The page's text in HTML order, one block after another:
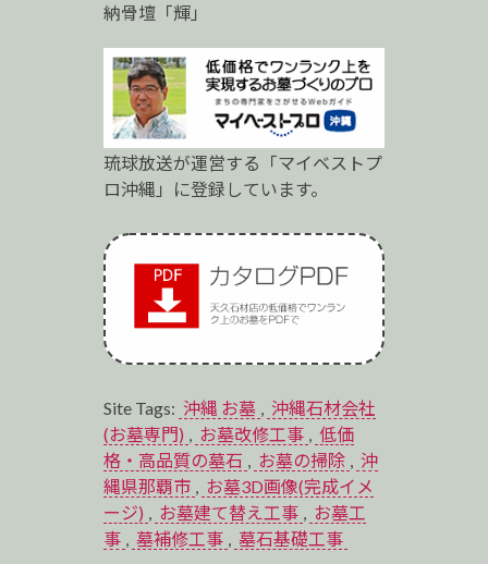
納骨壇「輝」
琉球放送が運営する「マイベストプ
ロ沖縄」に登録しています。
Site Tags: 沖縄 お墓 , 沖縄石材会社
(お墓専門) , お墓改修工事 , 低価
格・高品質の墓石 , お墓の掃除 , 沖
縄県那覇市 , お墓3D画像(完成イメ
ージ) , お墓建て替え工事 , お墓工
事 , 墓補修工事 , 墓石基礎工事